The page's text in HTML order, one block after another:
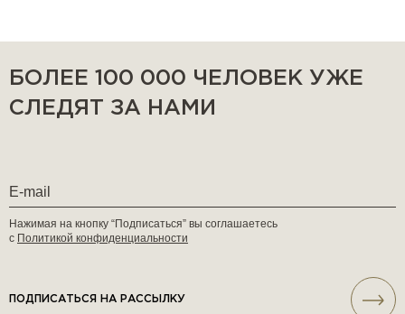
БОЛЕЕ 100 000 ЧЕЛОВЕК УЖЕ
СЛЕДЯТ ЗА НАМИ
Нажимая на кнопку “Подписаться” вы соглашаетесь
с Политикой конфиденциальности
ПОДПИСАТЬСЯ НА РАССЫЛКУ